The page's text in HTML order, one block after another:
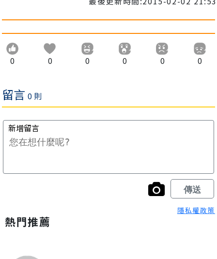
0 0 0 0 0 0
隱私權政策
熱門推薦